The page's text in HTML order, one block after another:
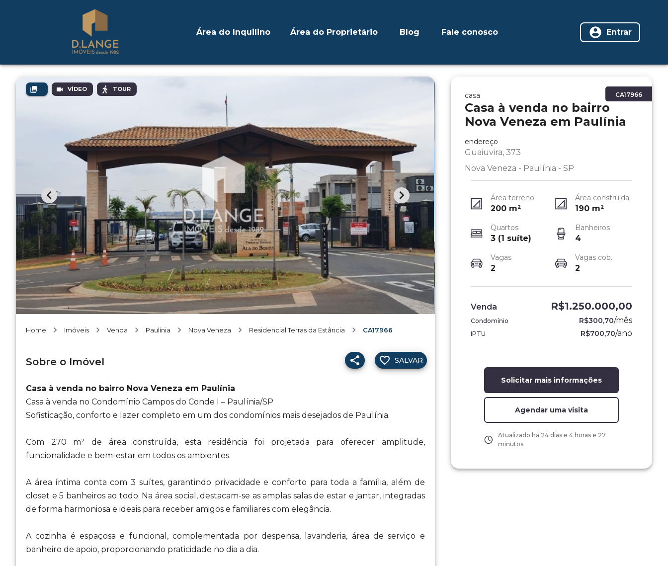
Área do Inquilino Área do Proprietário Blog Fale conosco Entrar
VÍDEO TOUR
Home Imóveis Venda Paulínia Nova Veneza Residencial Terras da Estância CA17966
Sobre o Imóvel
Casa à venda no bairro Nova Veneza em Paulínia
Casa à venda no Condomínio Campos do Conde I – Paulínia/SP
Sofisticação, conforto e lazer completo em um dos condomínios mais desejados de Paulínia.
Com 270 m² de área construída, esta residência foi projetada para oferecer amplitude,
funcionalidade e bem-estar em todos os ambientes.
A área íntima conta com 3 suítes, garantindo privacidade e conforto para toda a família, além de
closet e 5 banheiros ao todo. Na área social, destacam-se as amplas salas de estar e jantar, integradas
de forma harmoniosa e ideais para receber amigos e familiares com elegância.
A cozinha é espaçosa e funcional, complementada por despensa, lavanderia, área de serviço e
banheiro de apoio, proporcionando praticidade no dia a dia.
SALVAR
CA17966
casa
Casa à venda no bairro
Nova Veneza em Paulínia
endereço
Guaiuvira, 373
Nova Veneza - Paulínia - SP
Área terreno
200m²
Área construída
190 m²
Quartos
3 (1 suíte)
Banheiros
4
Vagas
2
Vagas cob.
2
Venda R$1.250.000,00
Condomínio R$300,70/mês
IPTU R$700,70/ano
Solicitar mais informações
Agendar uma visita
Atualizado há 24 dias e 4 horas e 27
minutos